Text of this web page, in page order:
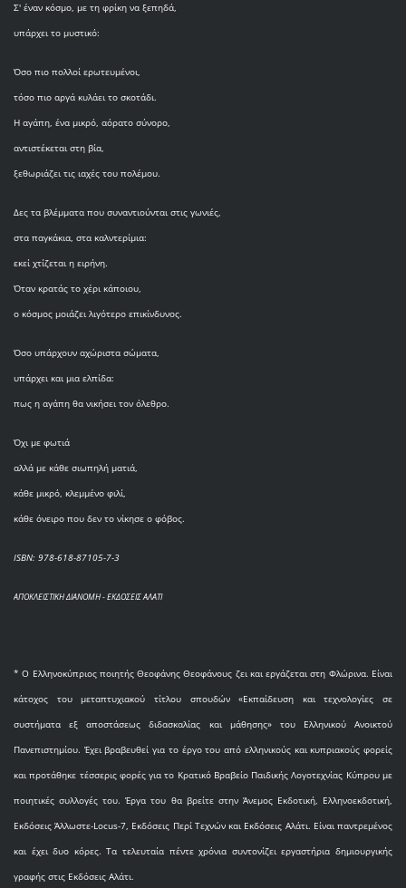
Σ' έναν κόσμο, με τη φρίκη να ξεπηδά,
υπάρχει το μυστικό:
Όσο πιο πολλοί ερωτευμένοι,
τόσο πιο αργά κυλάει το σκοτάδι.
Η αγάπη, ένα μικρό, αόρατο σύνορο,
αντιστέκεται στη βία,
ξεθωριάζει τις ιαχές του πολέμου.
Δες τα βλέμματα που συναντιούνται στις γωνιές,
στα παγκάκια, στα καλντερίμια:
εκεί χτίζεται η ειρήνη.
Όταν κρατάς το χέρι κάποιου,
ο κόσμος μοιάζει λιγότερο επικίνδυνος.
Όσο υπάρχουν αχώριστα σώματα,
υπάρχει και μια ελπίδα:
πως η αγάπη θα νικήσει τον όλεθρο.
Όχι με φωτιά
αλλά με κάθε σιωπηλή ματιά,
κάθε μικρό, κλεμμένο φιλί,
κάθε όνειρο που δεν το νίκησε ο φόβος.
ISBN: 978-618-87105-7-3
ΑΠΟΚΛΕΙΣΤΙΚΗ ΔΙΑΝΟΜΗ - ΕΚΔΟΣΕΙΣ ΑΛΑΤΙ
* O Eλληνοκύπριος ποιητής Θεοφάνης Θεοφάνους ζει και εργάζεται στη Φλώρινα. Είναι
κάτοχος του μεταπτυχιακού τίτλου σπουδών «Εκπαίδευση και τεχνολογίες σε
συστήματα εξ αποστάσεως διδασκαλίας και μάθησης» του Ελληνικού Ανοικτού
Πανεπιστημίου. Έχει βραβευθεί για το έργο του από ελληνικούς και κυπριακούς φορείς
και προτάθηκε τέσσερις φορές για το Κρατικό Βραβείο Παιδικής Λογοτεχνίας Κύπρου με
ποιητικές συλλογές του. Έργα του θα βρείτε στην Άνεμος Εκδοτική, Ελληνοεκδοτική,
Εκδόσεις Άλλωστε-Locus-7, Εκδόσεις Περί Τεχνών και Εκδόσεις Αλάτι. Είναι παντρεμένος
και έχει δυο κόρες. Τα τελευταία πέντε χρόνια συντονίζει εργαστήρια δημιουργικής
γραφής στις Εκδόσεις Αλάτι.